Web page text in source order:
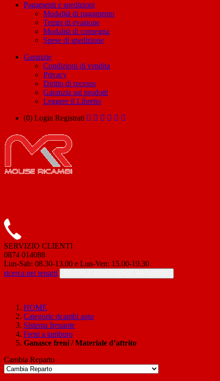
Pagamenti e spedizioni
Modalità di pagamento
Tempi di evasione
Modalità di consegna
Spese di spedizione
Garanzie
Condizioni di vendita
Privacy
Diritto di recesso
Garanzia sui prodotti
Leggere il Libretto
(0) Login Registrati
SERVIZIO CLIENTI
0874 014088
Lun-Sab: 08.30-13.00 e Lun-Ven: 15.00-19.30
ricerca nei reparti
HOME
Categorie ricambi auto
Sistema frenante
Freni a tamburo
Ganasce freni / Materiale d’attrito
Cambia Reparto